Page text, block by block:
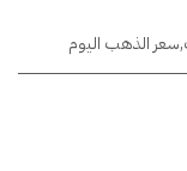
,سعر الذهب اليوم